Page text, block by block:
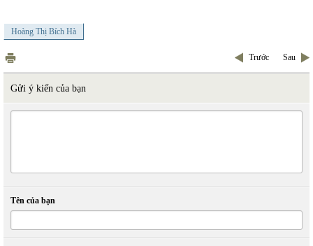
Hoàng Thị Bích Hà
Trước Sau
Gửi ý kiến của bạn
Tên của bạn